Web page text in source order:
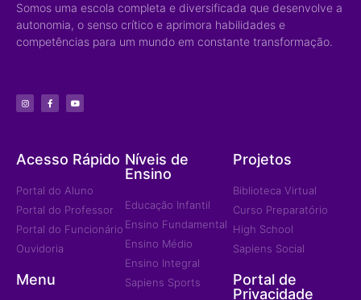
Somos uma escola completa e diversificada que desenvolve a
autonomia, o senso crítico e aprimora habilidades e
competências para um mundo em constante transformação.
Acesso Rápido
Portal do Aluno
Portal do Professor
Portal do Funcionário
Ouvidoria
Menu
Níveis de
Ensino
Educação Infantil
Ensino Fundamental
Ensino Médio
Ensino Integral
Sapiens Sports
Projetos
Biblioteca Virtual
Curso Preparatório
High School
Sapiens Social
Portal de
Privacidade